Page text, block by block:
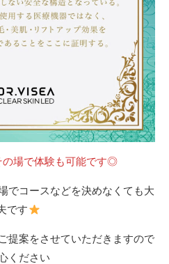
の場で体験も可能です◎
でコースなどを決めなくても大
です
提案をさせていただきますので
ください